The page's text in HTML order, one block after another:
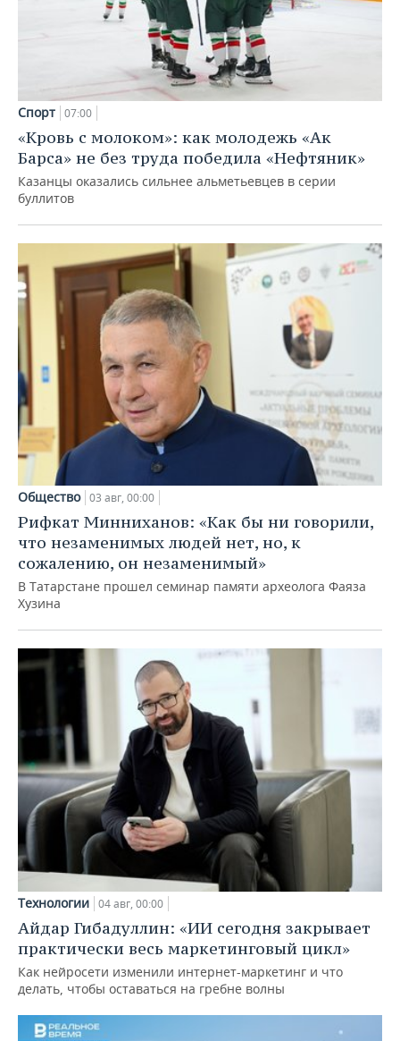
Спорт 07:00
«Кровь с молоком»: как молодежь «Ак
Барса» не без труда победила «Нефтяник»
Казанцы оказались сильнее альметьевцев в серии
буллитов
Общество 03 авг, 00:00
Рифкат Минниханов: «Как бы ни говорили,
что незаменимых людей нет, но, к
сожалению, он незаменимый»
В Татарстане прошел семинар памяти археолога Фаяза
Хузина
Технологии 04 авг, 00:00
Айдар Гибадуллин: «ИИ сегодня закрывает
практически весь маркетинговый цикл»
Как нейросети изменили интернет-маркетинг и что
делать, чтобы оставаться на гребне волны